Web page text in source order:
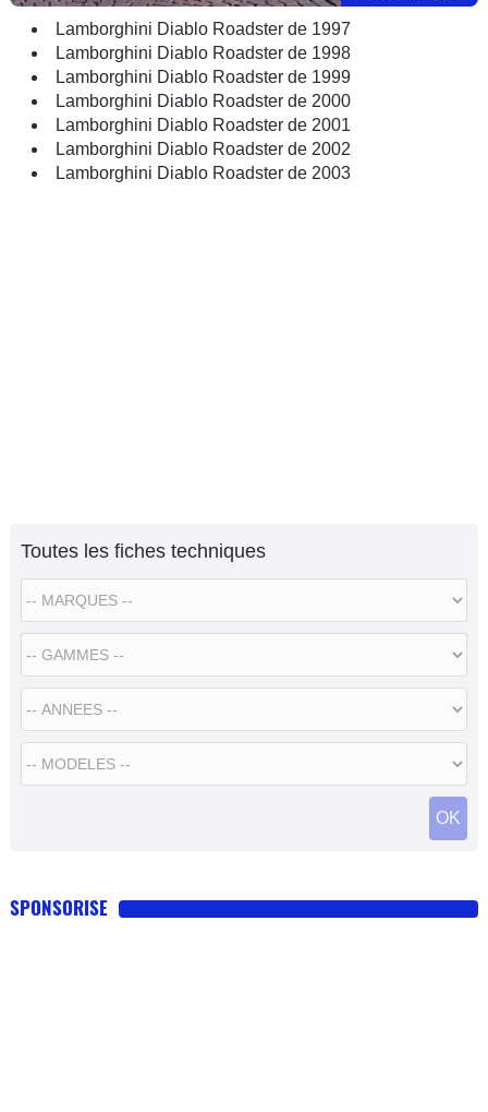
Lamborghini Diablo Roadster de 1997
Lamborghini Diablo Roadster de 1998
Lamborghini Diablo Roadster de 1999
Lamborghini Diablo Roadster de 2000
Lamborghini Diablo Roadster de 2001
Lamborghini Diablo Roadster de 2002
Lamborghini Diablo Roadster de 2003
Toutes les fiches techniques
SPONSORISE